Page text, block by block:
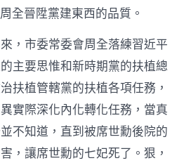
全晉陞黨建東西的品質。
，市委常委會周全落練習近平
主要思惟和新時期黨的扶植總
扶植管轄黨的扶植各項任務，
實際深化內化轉化任務，當真
不知道，直到被席世勳後院的
，讓席世勳的七妃死了。狠，